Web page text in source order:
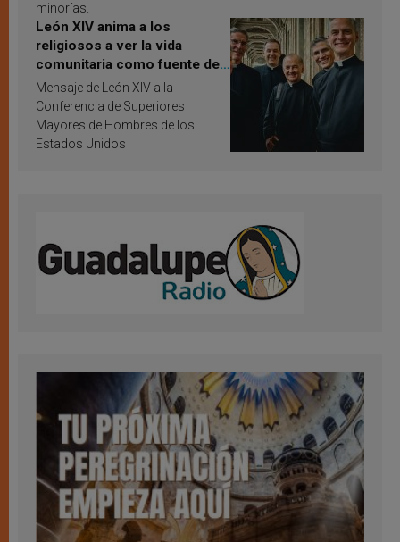
minorías.
León XIV anima a los
religiosos a ver la vida
comunitaria como fuente de
inspiración y santificación
Mensaje de León XIV a la
Conferencia de Superiores
Mayores de Hombres de los
Estados Unidos